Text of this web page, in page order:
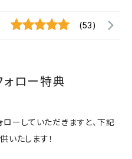
(53)
ォロー特典
ーしていただきますと、下記
いたします！